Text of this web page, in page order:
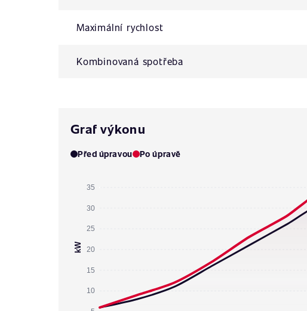
Maximální rychlost
Kombinovaná spotřeba
Graf výkonu
Před úpravou Po úpravě
35
30
25
20
15
10
kW